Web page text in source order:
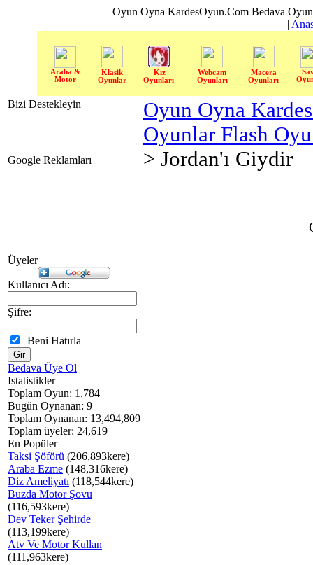
Oyun Oyna KardesOyun.Com Bedava
|
Araba &
Motor
Klasik
Oyunlar
Kız
Oyunları
Webcam
Oyunları
Macera
Oyunları
Bizi Destekleyin
Google Reklamları
Üyeler
Kullanıcı Adı:
Şifre:
Beni Hatırla
Bedava Üye Ol
Istatistikler
Toplam Oyun: 1,784
Bugün Oynanan: 9
Toplam Oynanan: 13,494,809
Toplam üyeler: 24,619
En Popüler
Taksi Şöförü (206,893kere)
Araba Ezme (148,316kere)
Diz Ameliyatı (118,544kere)
Buzda Motor Şovu
(116,593kere)
Dev Teker Şehirde
(113,199kere)
Atv Ve Motor Kullan
(111,963kere)
Oyun Oyna
Oyunlar Flash
> Jordan'ı Giydir